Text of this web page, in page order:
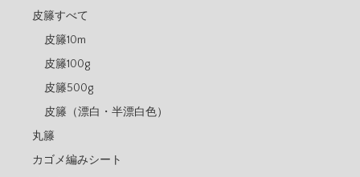
皮籐すべて
皮籐10m
皮籐100g
皮籐500g
皮籐（漂白・半漂白色）
丸籐
カゴメ編みシート